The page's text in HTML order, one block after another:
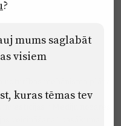
noturības mehānisma plāna
“Uzņēmumu digitālā
investīcijas “Mediju nozares
veicināšana” pasākuma
?
mums saglabāt
visiem
kuras tēmas tev